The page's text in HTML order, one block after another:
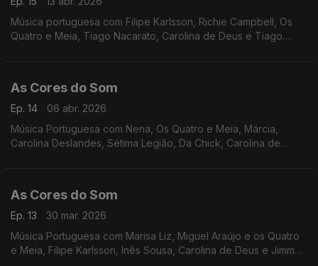
Música portuguesa com Filipe Karlsson, Richie Campbell, Os
Quatro e Meia, Tiago Nacarato, Carolina de Deus e Tiago
As Cores do Som
Ep. 14
06 abr. 2026
Música Portuguesa com Nena, Os Quatro e Meia, Márcia,
Carolina Deslandes, Sétima Legião, Da Chick, Carolina de
As Cores do Som
Ep. 13
30 mar. 2026
Música Portuguesa com Marisa Liz, Miguel Araújo e os Quatro
e Meia, Filipe Karlsson, Inês Sousa, Carolina de Deus e Jimmy